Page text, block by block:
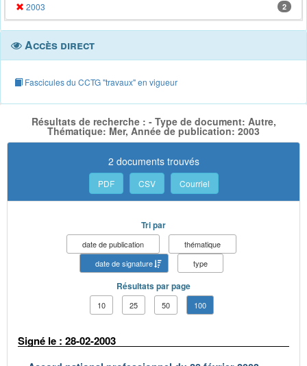
2003 2
Accès direct
Fascicules du CCTG "travaux" en vigueur
Résultats de recherche : - Type de document: Autre,
Thématique: Mer, Année de publication: 2003
2 documents trouvés
PDF CSV Courriel
Tri par
date de publication
thématique
date de signature
type
Résultats par page
10 25 50 100
Signé le : 28-02-2003